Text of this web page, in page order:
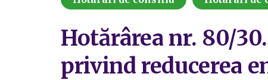
Hotărârea nr. 80/
privind reducerea